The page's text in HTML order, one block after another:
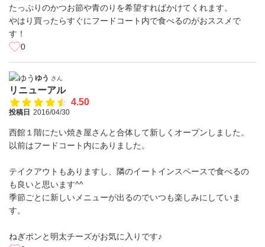
たっぷりのかつお節や青のりを希望すればかけてくれます。
やはり買ったらすぐにフードコート内で食べるのがおススメで
す！
0
ゆう さん
リニューアル
4.50
投稿日 2016/04/30
西館１階にたい焼き屋さんと合体して新しくオープンしました。
以前はフードコート内にありました。
テイクアウトもありますし、隣のイートインスペースで食べるの
も良いと思います^^
季節ごとに新しいメニューが出るのでいつも楽しみにしていま
す。
ねぎポンと明太チーズがお気に入りです♪